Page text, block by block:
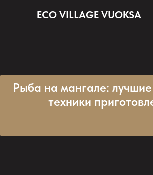
ECO VILLAGE VUOKSA
Рыба на мангале:
техники